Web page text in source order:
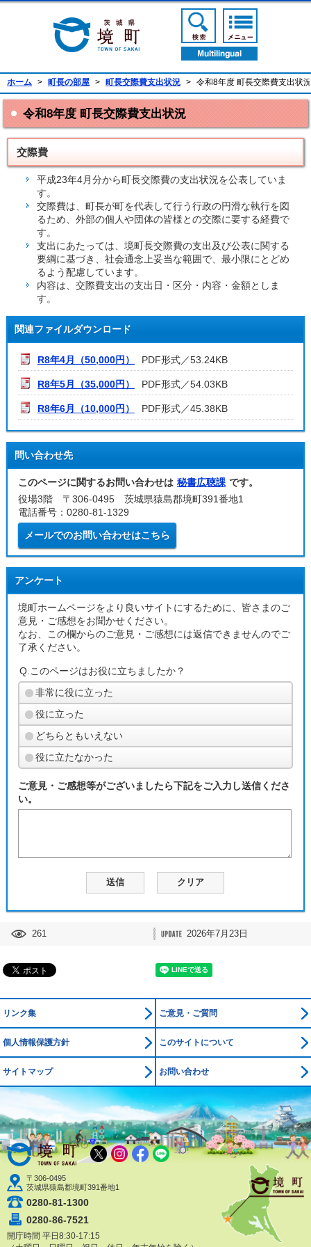
境町公式ホームページ検索ボタン
ホーム > 町長の部屋 > 町長交際費支出状況 > 令和8年度 町長交際費支出状況
令和8年度 町長交際費支出状況
交際費
平成23年4月分から町長交際費の支出状況を公表していま
す。
交際費は、町長が町を代表して行う行政の円滑な執行を図
るため、外部の個人や団体の皆様との交際に要する経費で
す。
支出にあたっては、境町長交際費の支出及び公表に関する
要綱に基づき、社会通念上妥当な範囲で、最小限にとどめ
るよう配慮しています。
内容は、交際費支出の支出日・区分・内容・金額としま
す。
関連ファイルダウンロード
R8年4月（50,000円） PDF形式／53.24KB
R8年5月（35,000円） PDF形式／54.03KB
R8年6月（10,000円） PDF形式／45.38KB
問い合わせ先
このページに関するお問い合わせは 秘書広聴課 です。
役場3階 〒306-0495 茨城県猿島郡境町391番地1
電話番号：0280-81-1329
メールでのお問い合わせはこちら
アンケート
境町ホームページをより良いサイトにするために、皆さまのご
意見・ご感想をお聞かせください。
なお、この欄からのご意見・ご感想には返信できませんのでご
了承ください。
Q.このページはお役に立ちましたか？
非常に役に立った
役に立った
どちらともいえない
役に立たなかった
ご意見・ご感想等がございましたら下記をご入力し送信くださ
い。
261 2026年7月23日
リンク集 ご意見・ご質問
個人情報保護方針 このサイトについて
サイトマップ お問い合わせ
境町公式ホームページ
〒306-0495
茨城県猿島郡境町391番地1
0280-81-1300
0280-86-7521
開庁時間 平日8:30-17:15
X Instagram
Facebook
LINE